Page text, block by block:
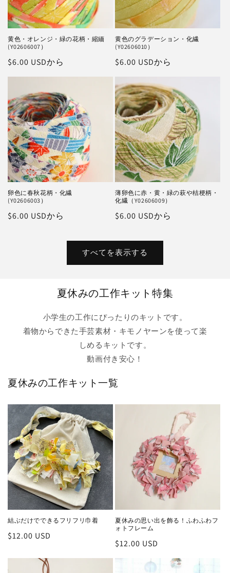
黄色・オレンジ・緑の花柄・縮緬
(Y02606007）
通
格
$6.00 USDから
黄色のグラデーション・化繊
(Y02606010）
通
価
格
$6.00 USDから
卵色に春秋花柄・化繊
(Y02606003）
通
$6.00 USDから
薄卵色に赤・黄・緑の萩や桔梗柄・
化繊（Y02606009）
通
価
格
$6.00 USDから
すべてを表示する
夏休みの工作キット特集
小学生の工作にぴったりのキットです。
着物からできた手芸素材・キモノヤーンを使って楽
しめるキットです。
動画付き安心！
夏休みの工作キット一覧
結ぶだけでできるフリフリ巾着
通
価
格
$12.00 USD
夏休みの思い出を飾る！ふわふわフ
ォトフレーム
通
$12.00 USD